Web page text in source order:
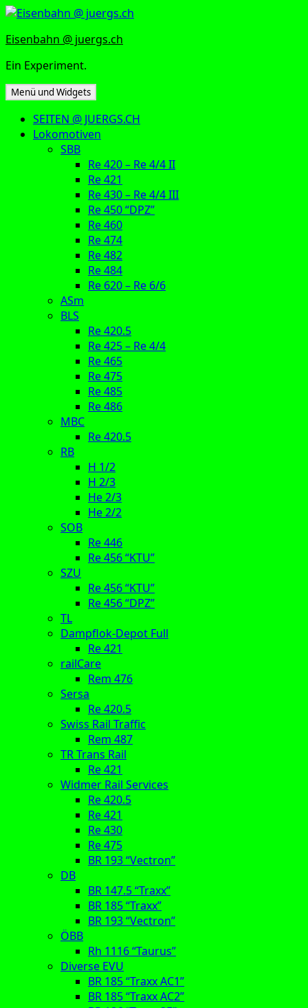
Zum
springen
Eisenbahn @ juergs.ch
Ein Experiment.
Menü und Widgets
SEITEN @ JUERGS.CH
Lokomotiven
SBB
Re 420 – Re 4/4 II
Re 421
Re 430 – Re 4/4 III
Re 450 “DPZ”
Re 460
Re 474
Re 482
Re 484
Re 620 – Re 6/6
ASm
BLS
Re 420.5
Re 425 – Re 4/4
Re 465
Re 475
Re 485
Re 486
MBC
Re 420.5
RB
H 1/2
H 2/3
He 2/3
He 2/2
SOB
Re 446
Re 456 “KTU”
SZU
Re 456 “KTU”
Re 456 “DPZ”
TL
Dampflok-Depot Full
Re 421
railCare
Rem 476
Sersa
Re 420.5
Swiss Rail Traffic
Rem 487
TR Trans Rail
Re 421
Widmer Rail Services
Re 420.5
Re 421
Re 430
Re 475
BR 193 “Vectron”
DB
BR 147.5 “Traxx”
BR 185 “Traxx”
BR 193 “Vectron”
ÖBB
Rh 1116 “Taurus”
Diverse EVU
BR 185 “Traxx AC1”
BR 185 “Traxx AC2”